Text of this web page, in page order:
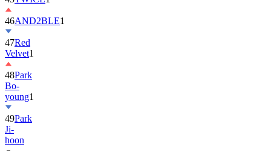
46AND2BLE1
47Red
Velvet1
48Park
Bo-
young1
49Park
Ji-
hoon